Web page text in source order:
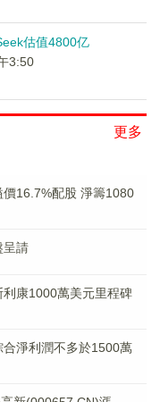
估值4800亿
3:50
更多
16.7%配股 淨籌1080
呈請
康1000萬美元里程碑
淨利潤不多於1500萬